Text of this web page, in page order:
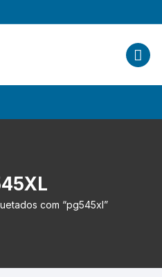
com “pg545xl”